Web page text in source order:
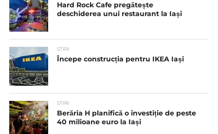
Hard Rock Cafe pregătește
deschiderea unui restaurant la Iași
STIRI
Începe construcția pentru IKEA Iași
STIRI
Berăria H planifică o investiție de peste
40 milioane euro la Iași